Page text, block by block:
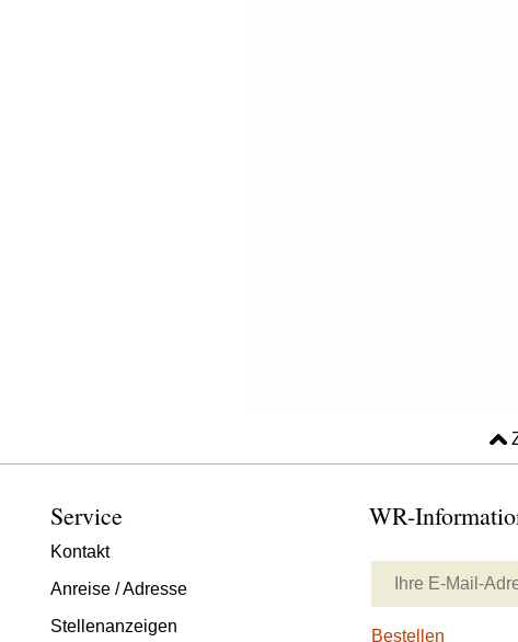
Service
Kontakt
Anreise / Adresse
Stellenanzeigen
WR-